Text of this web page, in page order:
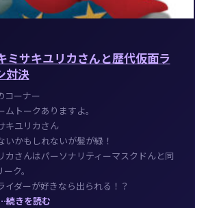
ミサキユリカさんと歴代仮面ラ
対決
コーナー
トークありますよ。
キユリカさん
いかもしれないが髪が緑！
カさんはパーソナリティーマスクドんと同
ク。
イダーが好きなら出られる！？
続きを読む